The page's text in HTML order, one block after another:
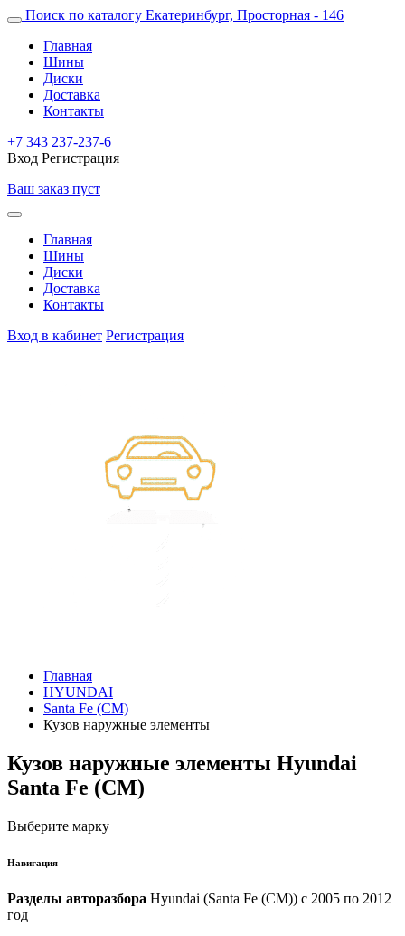
Поиск по каталогу Екатеринбург, Просторная - 146
Главная
Шины
Диски
Доставка
Контакты
+7 343 237-237-6
Вход Регистрация
Ваш заказ пуст
Главная
Шины
Диски
Доставка
Контакты
Вход в кабинет Регистрация
Главная
HYUNDAI
Santa Fe (CM)
Кузов наружные элементы
Кузов наружные элементы Hyundai
Santa Fe (CM)
Выберите марку
Навигация
Разделы авторазбора Hyundai (Santa Fe (CM)) с 2005 по 2012
год